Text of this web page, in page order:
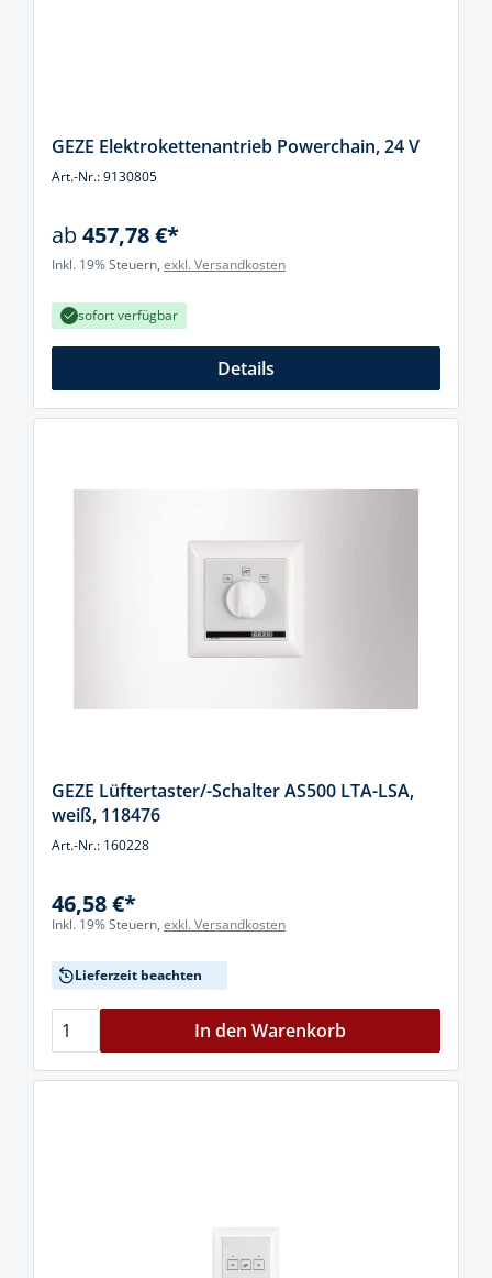
GEZE Elektrokettenantrieb Powerchain, 24 V
Art.-Nr.: 9130805
ab457,78 €*
Inkl. 19% Steuern, exkl. Versandkosten
sofort verfügbar
Details
GEZE Lüftertaster/-Schalter AS500 LTA-LSA,
weiß, 118476
Art.-Nr.: 160228
46,58 €*
Inkl. 19% Steuern, exkl. Versandkosten
Lieferzeit beachten
In den Warenkorb